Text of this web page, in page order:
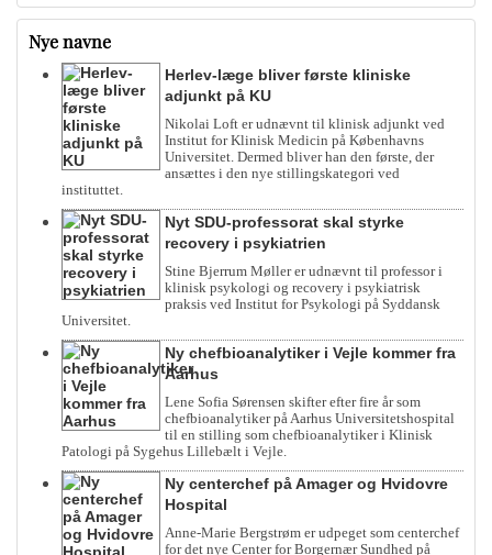
Nye navne
Herlev-læge bliver første kliniske
adjunkt på KU
Nikolai Loft er udnævnt til klinisk adjunkt ved
Institut for Klinisk Medicin på Københavns
Universitet. Dermed bliver han den første, der
ansættes i den nye stillingskategori ved
instituttet.
Nyt SDU-professorat skal styrke
recovery i psykiatrien
Stine Bjerrum Møller er udnævnt til professor i
klinisk psykologi og recovery i psykiatrisk
praksis ved Institut for Psykologi på Syddansk
Universitet.
Ny chefbioanalytiker i Vejle kommer fra
Aarhus
Lene Sofia Sørensen skifter efter fire år som
chefbioanalytiker på Aarhus Universitetshospital
til en stilling som chefbioanalytiker i Klinisk
Patologi på Sygehus Lillebælt i Vejle.
Ny centerchef på Amager og Hvidovre
Hospital
Anne-Marie Bergstrøm er udpeget som centerchef
for det nye Center for Borgernær Sundhed på